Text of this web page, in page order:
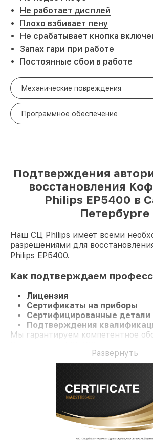
Не работает дисплей
Плохо взбивает пену
Не срабатывает кнопка
Запах гари при работе
Постоянные сбои в работе
Механические повреждения
Программное обеспечение
Подтверждения
восстановления
Philips EP5400 в
Петербурге
Наш СЦ Philips имеет всеми
разрешениями для
Philips EP5400.
Как подтверждаем
Лицензия
Сертификаты на приборы
Сертифицированные детали
Подтверждения
Мы гарантируем компетентное
Развернуть